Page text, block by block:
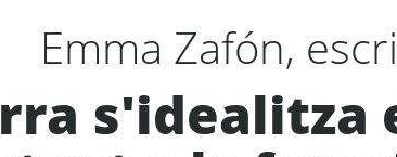
Emma Zafón,
s'idealitza